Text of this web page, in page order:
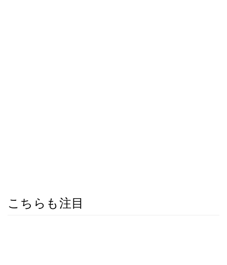
こちらも注目